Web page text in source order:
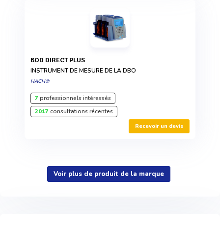
BOD DIRECT PLUS
INSTRUMENT DE MESURE DE LA DBO
HACH®
7professionnels intéressés
2017consultations récentes
Recevoir un devis
Voir plus de produit de la marque